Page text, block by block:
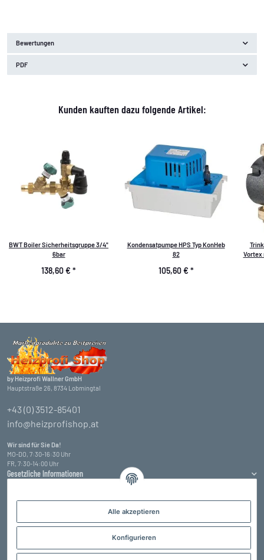
Alle akzeptieren
Konfigurieren
Bewertungen
PDF
Kunden kauften dazu folgende Artikel:
BWT Boiler Sicherheitsgruppe 3/4"
6bar
138,60 € *
Kondensatpumpe HPS Typ KonHeb
82
105,60 € *
Vortex
by Heizprofi Wallner GmbH
Hauptstraße 26, 8734 Lobmingtal
+43 (0) 3512-85401
info@heizprofishop.at
Wir sind für Sie Da!
MO-DO, 7:30-16:30 Uhr
FR, 7:30-14:00 Uhr
Gesetzliche Informationen
Informationen
Zahlungsarten